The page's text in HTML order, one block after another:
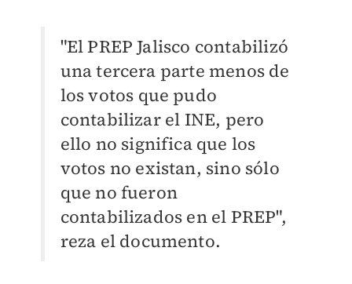
"El PREP Jalisco contabilizó
una tercera parte menos de
los votos que pudo
contabilizar el INE, pero
ello no significa que los
votos no existan, sino sólo
que no fueron
contabilizados en el PREP",
reza el documento.